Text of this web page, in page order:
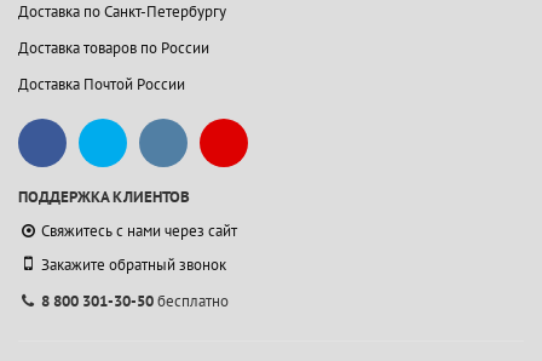
Доставка по Санкт-Петербургу
Доставка товаров по России
Доставка Почтой России
ПОДДЕРЖКА КЛИЕНТОВ
Свяжитесь с нами через сайт
Закажите обратный звонок
8 800 301-30-50бесплатно